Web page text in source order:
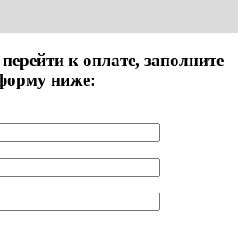
к оплате, заполните
ниже: